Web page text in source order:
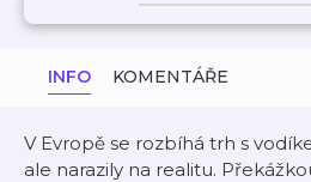
INFO KOMENTÁŘE
V Evropě se rozbíhá trh s
ale narazily na realitu.